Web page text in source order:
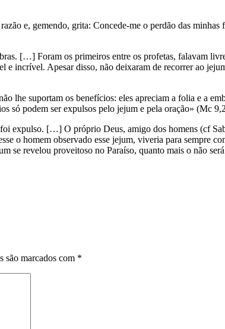
e, gemendo, grita: Concede-me o perdão das
[…] Foram os primeiros entre os profetas, falavam
incrível. Apesar disso, não deixaram de recorrer ao
lhe suportam os benefícios: eles apreciam a folia e a
só podem ser expulsos pelo jejum e pela oração» (Mc
expulso. […] O próprio Deus, amigo dos homens (cf
o homem observado esse jejum, viveria para sempre
se revelou proveitoso no Paraíso, quanto mais o não
são marcados com *